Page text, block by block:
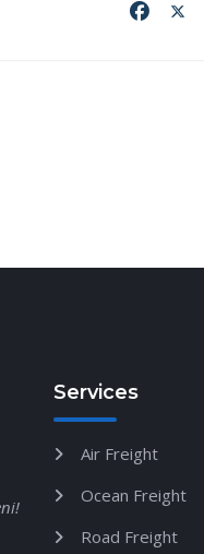
Services
Air Freight
Ocean Freight
Road Freight